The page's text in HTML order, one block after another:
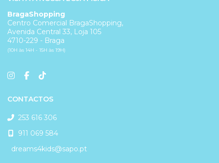
BragaShopping
Centro Comercial BragaShopping,
Avenida Central 33, Loja 105
4710-229 - Braga
(10H às 14H - 15H às 19H)
CONTACTOS
253 616 306
911 069 584
dreams4kids@sapo.pt